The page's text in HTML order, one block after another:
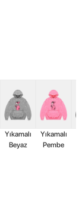
Yıkamalı
Beyaz
Yıkamalı
Pembe